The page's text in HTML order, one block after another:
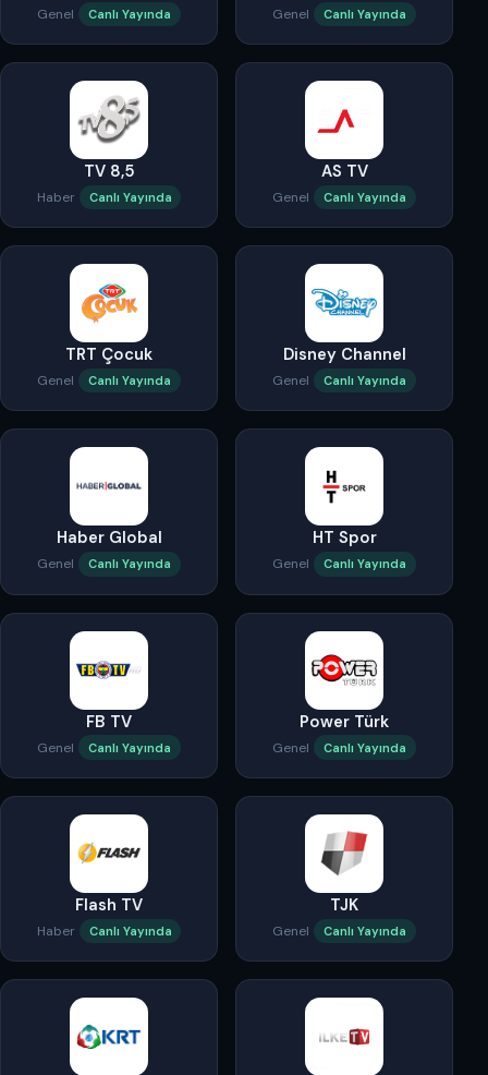
Genel Canlı Yayında Genel Canlı Yayında
TV 8,5
Haber Canlı Yayında
AS TV
Genel Canlı Yayında
TRT Çocuk
Genel Canlı Yayında
Disney Channel
Genel Canlı Yayında
Haber Global
Genel Canlı Yayında
HT Spor
Genel Canlı Yayında
FB TV
Genel Canlı Yayında
Power Türk
Genel Canlı Yayında
Flash TV
Haber Canlı Yayında
TJK
Genel Canlı Yayında